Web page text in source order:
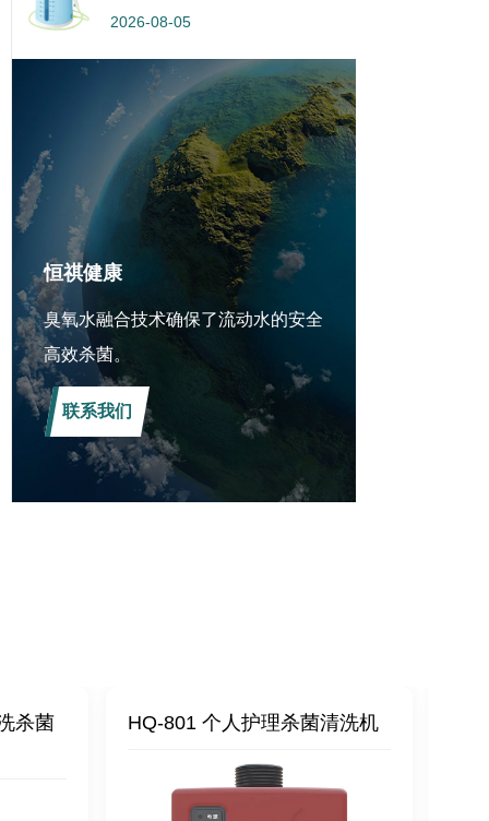
2026-08-05
恒祺健康
臭氧水融合技术确保了流动水的安全
高效杀菌。
联系我们
杀菌
HQ-801 个人护理杀菌清洗机